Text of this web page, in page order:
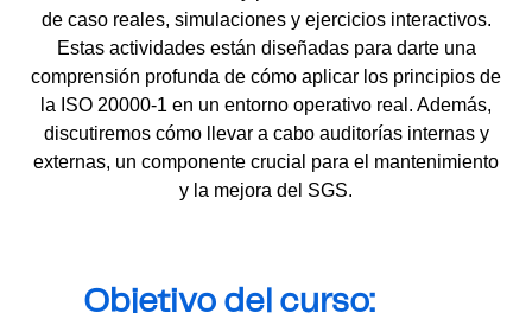
de caso reales, simulaciones y ejercicios interactivos.
Estas actividades están diseñadas para darte una
comprensión profunda de cómo aplicar los principios de
la ISO 20000-1 en un entorno operativo real. Además,
discutiremos cómo llevar a cabo auditorías internas y
externas, un componente crucial para el mantenimiento
y la mejora del SGS.
Objetivo del curso: